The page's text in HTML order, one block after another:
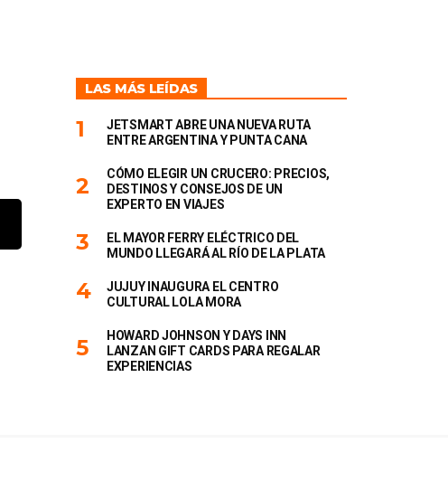
LAS MÁS LEÍDAS
JETSMART ABRE UNA NUEVA RUTA
ENTRE ARGENTINA Y PUNTA CANA
CÓMO ELEGIR UN CRUCERO: PRECIOS,
DESTINOS Y CONSEJOS DE UN
EXPERTO EN VIAJES
EL MAYOR FERRY ELÉCTRICO DEL
MUNDO LLEGARÁ AL RÍO DE LA PLATA
JUJUY INAUGURA EL CENTRO
CULTURAL LOLA MORA
HOWARD JOHNSON Y DAYS INN
LANZAN GIFT CARDS PARA REGALAR
EXPERIENCIAS